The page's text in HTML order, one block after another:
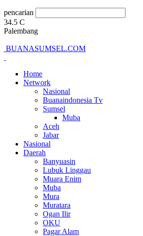
pencarian
34.5 C
Palembang
BUANASUMSEL.COM
Home
Network
Nasional
Buanaindonesia Tv
Sumsel
Muba
Aceh
Jabar
Nasional
Daerah
Banyuasin
Lubuk Linggau
Muara Enim
Muba
Mura
Muratara
Ogan Ilir
OKU
Pagar Alam